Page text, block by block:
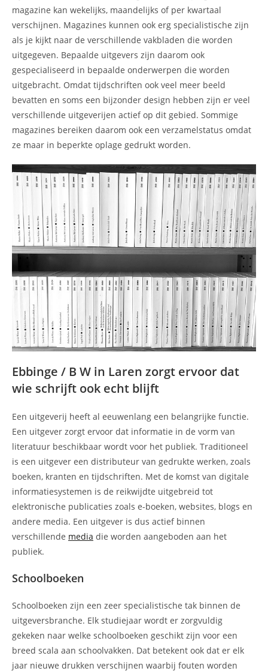
magazine kan wekelijks, maandelijks of per kwartaal
verschijnen. Magazines kunnen ook erg specialistische zijn
als je kijkt naar de verschillende vakbladen die worden
uitgegeven. Bepaalde uitgevers zijn daarom ook
gespecialiseerd in bepaalde onderwerpen die worden
uitgebracht. Omdat tijdschriften ook veel meer beeld
bevatten en soms een bijzonder design hebben zijn er veel
verschillende uitgeverijen actief op dit gebied. Sommige
magazines bereiken daarom ook een verzamelstatus omdat
ze maar in beperkte oplage gedrukt worden.
Ebbinge / B W in Laren zorgt ervoor dat
wie schrijft ook echt blijft
Een uitgeverij heeft al eeuwenlang een belangrijke functie.
Een uitgever zorgt ervoor dat informatie in de vorm van
literatuur beschikbaar wordt voor het publiek. Traditioneel
is een uitgever een distributeur van gedrukte werken, zoals
boeken, kranten en tijdschriften. Met de komst van digitale
informatiesystemen is de reikwijdte uitgebreid tot
elektronische publicaties zoals e-boeken, websites, blogs en
andere media. Een uitgever is dus actief binnen
verschillende media die worden aangeboden aan het
publiek.
Schoolboeken
Schoolboeken zijn een zeer specialistische tak binnen de
uitgeversbranche. Elk studiejaar wordt er zorgvuldig
gekeken naar welke schoolboeken geschikt zijn voor een
breed scala aan schoolvakken. Dat betekent ook dat er elk
jaar nieuwe drukken verschijnen waarbij fouten worden